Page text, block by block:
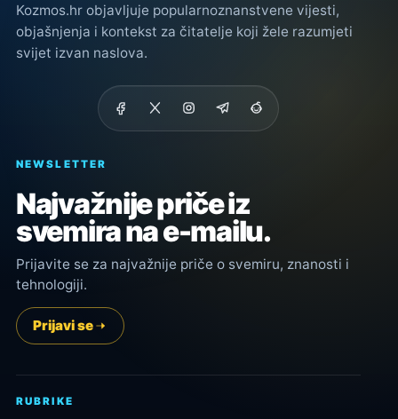
Kozmos.hr objavljuje popularnoznanstvene vijesti,
objašnjenja i kontekst za čitatelje koji žele razumjeti
svijet izvan naslova.
NEWSLETTER
Najvažnije priče iz
svemira na e-mailu.
Prijavite se za najvažnije priče o svemiru, znanosti i
tehnologiji.
Prijavi se
RUBRIKE